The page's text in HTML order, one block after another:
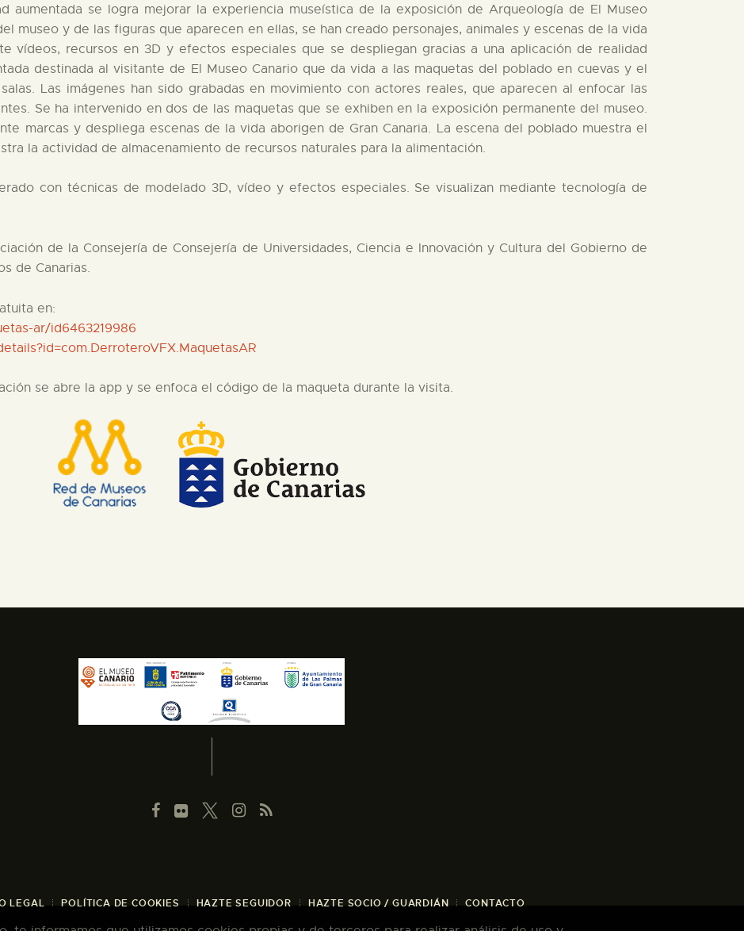
aumentada se logra mejorar la experiencia museística de la exposición de Arqueología de El Museo
museo y de las figuras que aparecen en ellas, se han creado personajes, animales y escenas de la vida
vídeos, recursos en 3D y efectos especiales que se despliegan gracias a una aplicación de realidad
destinada al visitante de El Museo Canario que da vida a las maquetas del poblado en cuevas y el
Las imágenes han sido grabadas en movimiento con actores reales, que aparecen al enfocar las
Se ha intervenido en dos de las maquetas que se exhiben en la exposición permanente del museo.
marcas y despliega escenas de la vida aborigen de Gran Canaria. La escena del poblado muestra el
la actividad de almacenamiento de recursos naturales para la alimentación.
con técnicas de modelado 3D, vídeo y efectos especiales. Se visualizan mediante tecnología de
de la Consejería de Consejería de Universidades, Ciencia e Innovación y Cultura del Gobierno de
de Canarias.
en:
ar/id6463219986
se abre la app y se enfoca el código de la maqueta durante la visita.
LEGAL POLÍTICA DE COOKIES HAZTE SEGUIDOR HAZTE SOCIO / GUARDIÁN CONTACTO